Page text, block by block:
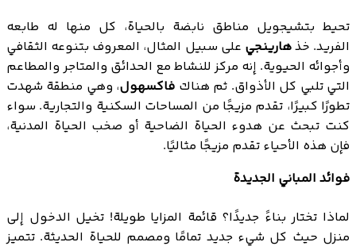
تحيط بتشيجويل مناطق نابضة بالحياة، كل منها له طابعه
الفريد. خذهارينجي على سبيل المثال، المعروف بتنوعه الثقافي
وأجوائه الحيوية. إنه مركز للنشاط مع الحدائق والمتاجر والمطاعم
التي تلبي كل الأذواق. ثم هناك فاكسهول، وهي منطقة شهدت
تطورًا كبيرًا، تقدم مزيجًا من المساحات السكنية والتجارية. سواء
كنت تبحث عن هدوء الحياة الضاحية أو صخب الحياة المدنية،
فإن هذه الأحياء تقدم مزيجًا مثاليًا.
فوائد المباني الجديدة
لماذا تختار بناءً جديدًا؟ قائمة المزايا طويلة! تخيل الدخول إلى
منزل حيث كل شيء جديد تمامًا ومصمم للحياة الحديثة. تتميز